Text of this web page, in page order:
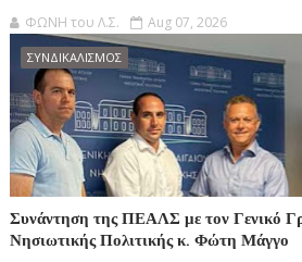
ΦΩΝΗ του Λ.Σ. Aug 07, 2026
ΣΥΝΔΙΚΑΛΙΣΜΟΣ
Συνάντηση της ΠΕΑΛΣ με τον Γενικό
Νησιωτικής Πολιτικής κ. Φώτη Μάγγο